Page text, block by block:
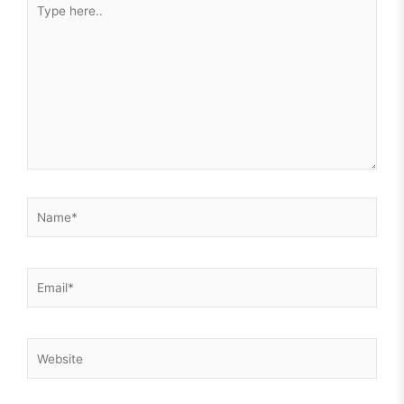
Csak azt, hogy idén nem a B oldal kezdődik. Magam is meg
fogok rajta lepődni, hogy a következő 10 évben mire leszek
képes. Nem, hogy mások.
here..